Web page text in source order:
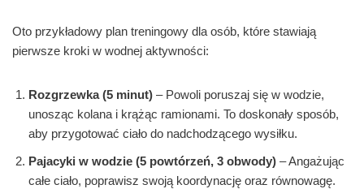
Oto przykładowy plan treningowy dla osób, które stawiają
pierwsze kroki w wodnej aktywności:
Rozgrzewka (5 minut) – Powoli poruszaj się w wodzie,
unosząc kolana i krążąc ramionami. To doskonały sposób,
aby przygotować ciało do nadchodzącego wysiłku.
Pajacyki w wodzie (5 powtórzeń, 3 obwody) – Angażując
całe ciało, poprawisz swoją koordynację oraz równowagę.